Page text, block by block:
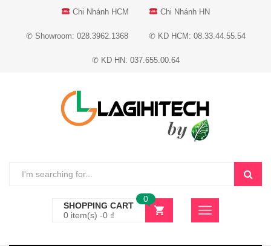
Chi Nhánh HCM Chi Nhánh HN
✆ Showroom: 028.3962.1368 ✆ KD HCM: 08.33.44.55.54
✆ KD HN: 037.655.00.64
SHOPPING CART
0 item(s) -0 ₫
0